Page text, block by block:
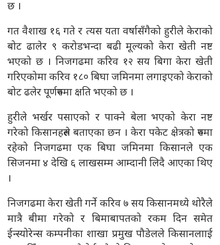
छ ।
गत वैशाख १६ गते र त्यस यता वर्षासँगैको हुरीले केराको
बोट ढालेर ९ करोडभन्दा बढी मूल्यको केरा खेती नष्ट
भएको छ । निजगढमा करिव १२ सय बिगा केरा खेती
गरिएकोमा करिव १८० बिघा जमिनमा लगाइएको केराको
बोट ढलेर पूर्णरुपमा क्षति भएको छ ।
हुरीले भर्खर पसाएको र पाक्ने बेला भएको केरा नष्ट
गरेको किसानहरुले बताएका छन । केरा पकेट क्षेत्रको रुपमा
रहेको निजगढमा एक बिघा जमिनमा किसानले एक
सिजनमा ४ देखि ६ लाखसम्म आम्दानी लिदै आएका थिए
।
निजगढमा केरा खेती गर्ने करिव ७ सय किसानमध्ये थोरैले
मात्रै बीमा गरेको र बिमाबापतको रकम दिन समेत
ईन्स्योरेन्स कम्पनीका शाखा प्रमुख पौडेलले किसानलााई